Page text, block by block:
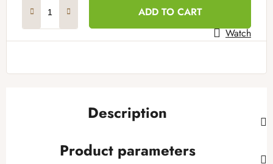
ADD TO CART
Watch
Description
Product parameters